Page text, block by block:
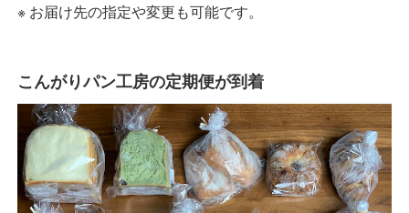
※ お届け先の指定や変更も可能です。
こんがりパン工房の定期便が到着